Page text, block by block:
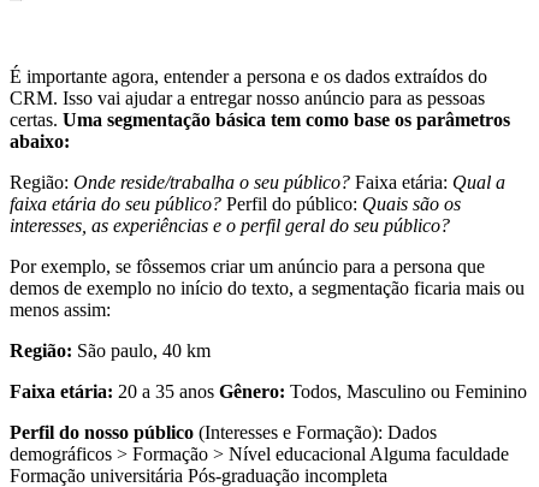
É importante agora, entender a persona e os dados extraídos do
CRM. Isso vai ajudar a entregar nosso anúncio para as pessoas
certas. Uma segmentação básica tem como base os parâmetros
abaixo:
Região: Onde reside/trabalha o seu público? Faixa etária: Qual a
faixa etária do seu público? Perfil do público: Quais são os
interesses, as experiências e o perfil geral do seu público?
Por exemplo, se fôssemos criar um anúncio para a persona que
demos de exemplo no início do texto, a segmentação ficaria mais ou
menos assim:
Região: São paulo, 40 km
Faixa etária: 20 a 35 anos Gênero: Todos, Masculino ou Feminino
Perfil do nosso público (Interesses e Formação): Dados
demográficos > Formação > Nível educacional Alguma faculdade
Formação universitária Pós-graduação incompleta